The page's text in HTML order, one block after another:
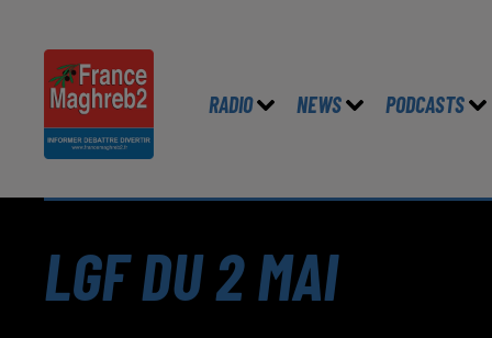
RADIO NEWS PODCASTS
LGF DU 2 MAI